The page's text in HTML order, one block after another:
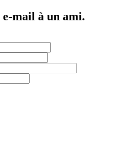
mail à un ami.